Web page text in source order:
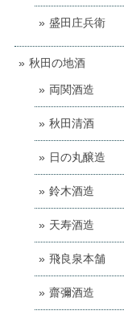
盛田庄兵衛
秋田の地酒
両関酒造
秋田清酒
日の丸醸造
鈴木酒造
天寿酒造
飛良泉本舗
齋彌酒造